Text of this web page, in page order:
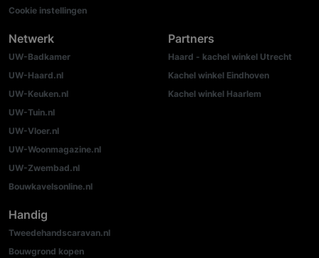
Cookie instellingen
Netwerk
UW-Badkamer
UW-Haard.nl
UW-Keuken.nl
UW-Tuin.nl
UW-Vloer.nl
UW-Woonmagazine.nl
UW-Zwembad.nl
Bouwkavelsonline.nl
Partners
Haard - kachel winkel Utrecht
Kachel winkel Eindhoven
Kachel winkel Haarlem
Handig
Tweedehandscaravan.nl
Bouwgrond kopen